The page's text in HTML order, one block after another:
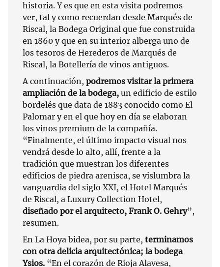
historia. Y es que en esta visita podremos
ver, tal y como recuerdan desde Marqués de
Riscal, la Bodega Original que fue construida
en 1860 y que en su interior alberga uno de
los tesoros de Herederos de Marqués de
Riscal, la Botellería de vinos antiguos.
A continuación, podremos visitar la primera
ampliación de la bodega, un edificio de estilo
bordelés que data de 1883 conocido como El
Palomar y en el que hoy en día se elaboran
los vinos premium de la compañía.
“Finalmente, el último impacto visual nos
vendrá desde lo alto, allí, frente a la
tradición que muestran los diferentes
edificios de piedra arenisca, se vislumbra la
vanguardia del siglo XXI, el Hotel Marqués
de Riscal, a Luxury Collection Hotel,
diseñado por el arquitecto, Frank O. Gehry”,
resumen.
En La Hoya bidea, por su parte, terminamos
con otra delicia arquitectónica; la bodega
Ysios. “En el corazón de Rioja Alavesa,